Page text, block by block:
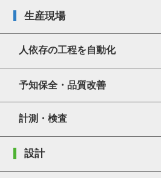
生産現場
人依存の工程を自動化
予知保全・品質改善
計測・検査
設計